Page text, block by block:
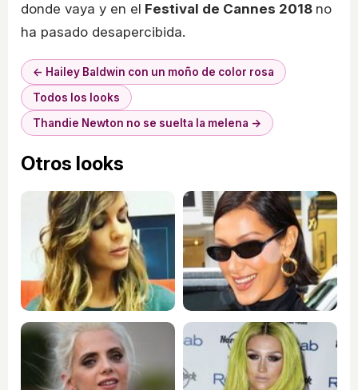
donde vaya y en el Festival de Cannes 2018 no
ha pasado desapercibida.
← Hailey Baldwin con un moño de color rosa
Todos los looks
Thandie Newton no se suelta la melena →
Otros looks